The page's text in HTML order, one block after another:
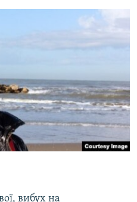
вибух на